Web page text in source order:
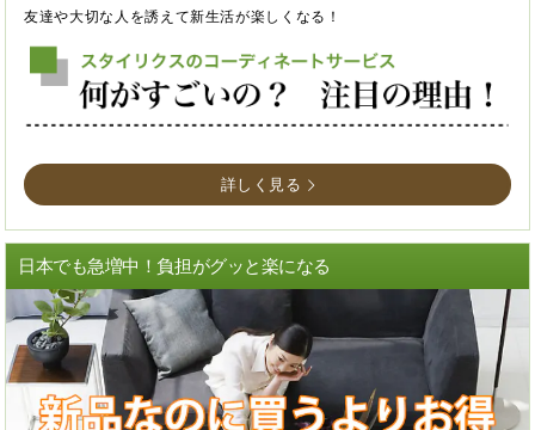
友達や大切な人を誘えて新生活が楽しくなる！
詳しく見る
日本でも急増中！負担がグッと楽になる